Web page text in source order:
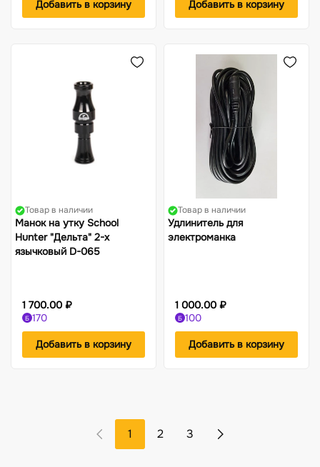
Добавить в корзину Добавить в корзину
Товар в наличии
Манок на утку School
Hunter "Дельта" 2-х
язычковый D-065
1 700.00 ₽
Б 170
Добавить в корзину
Товар в наличии
Удлинитель для
электроманка
1 000.00 ₽
Б 100
Добавить в корзину
1 2 3